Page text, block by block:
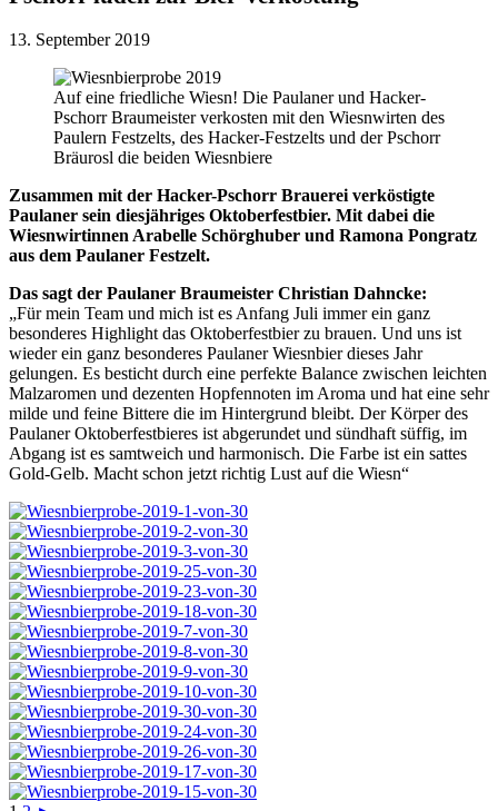
13. September 2019
Auf eine friedliche Wiesn! Die Paulaner und Hacker-
Pschorr Braumeister verkosten mit den Wiesnwirten des
Paulern Festzelts, des Hacker-Festzelts und der Pschorr
Bräurosl die beiden Wiesnbiere
Zusammen mit der Hacker-Pschorr Brauerei verköstigte
Paulaner sein diesjähriges Oktoberfestbier. Mit dabei die
Wiesnwirtinnen Arabelle Schörghuber und Ramona Pongratz
aus dem Paulaner Festzelt.
Das sagt der Paulaner Braumeister Christian Dahncke:
„Für mein Team und mich ist es Anfang Juli immer ein ganz
besonderes Highlight das Oktoberfestbier zu brauen. Und uns ist
wieder ein ganz besonderes Paulaner Wiesnbier dieses Jahr
gelungen. Es besticht durch eine perfekte Balance zwischen leichten
Malzaromen und dezenten Hopfennoten im Aroma und hat eine sehr
milde und feine Bittere die im Hintergrund bleibt. Der Körper des
Paulaner Oktoberfestbieres ist abgerundet und sündhaft süffig, im
Abgang ist es samtweich und harmonisch. Die Farbe ist ein sattes
Gold-Gelb. Macht schon jetzt richtig Lust auf die Wiesn“